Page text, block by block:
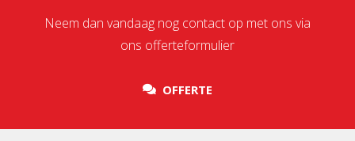
Neem dan vandaag nog contact op met ons via
ons offerteformulier
OFFERTE